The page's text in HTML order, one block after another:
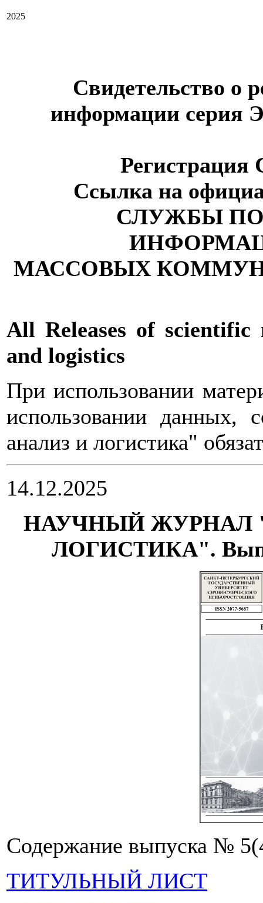
2025
Свидетельство о
информации серия
Регистрация
Ссылка на
СЛУЖБЫ ПО
МАССОВЫХ
All Releases of scientific
and logistics
При использовании
использовании
анализ и логистика"
14.12.2025
НАУЧНЫЙ ЖУРНАЛ
ЛОГИСТИКА".
Содержание выпуска №
ТИТУЛЬНЫЙ ЛИСТ